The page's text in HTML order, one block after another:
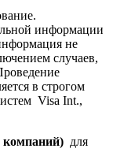
информации
не
случаев,
в строгом
Visa Int.,
компаний) для